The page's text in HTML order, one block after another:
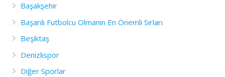
Başakşehir
Başarılı Futbolcu Olmanın En Önemli Sırları
Beşiktaş
Denizlispor
Diğer Sporlar